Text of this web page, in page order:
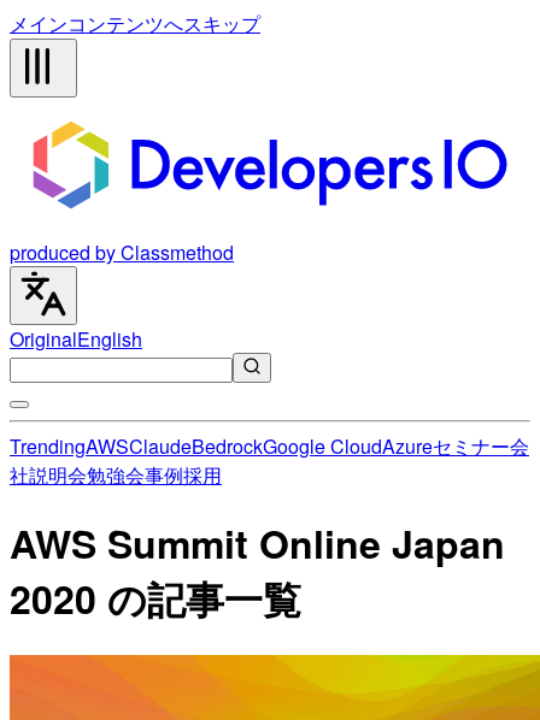
メインコンテンツへスキップ
produced by Classmethod
OriginalEnglish
TrendingAWSClaudeBedrockGoogle CloudAzureセミナー会
社説明会勉強会事例採用
AWS Summit Online Japan
2020 の記事一覧